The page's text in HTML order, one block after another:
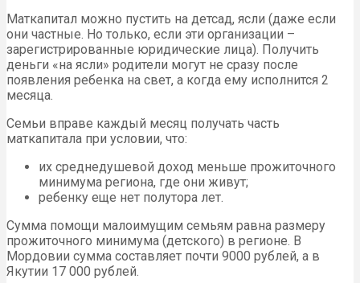
Маткапитал можно пустить на детсад, ясли (даже если
они частные. Но только, если эти организации –
зарегистрированные юридические лица). Получить
деньги «на ясли» родители могут не сразу после
появления ребенка на свет, а когда ему исполнится 2
месяца.
Семьи вправе каждый месяц получать часть
маткапитала при условии, что:
их среднедушевой доход меньше прожиточного
минимума региона, где они живут;
ребенку еще нет полутора лет.
Сумма помощи малоимущим семьям равна размеру
прожиточного минимума (детского) в регионе. В
Мордовии сумма составляет почти 9000 рублей, а в
Якутии 17 000 рублей.